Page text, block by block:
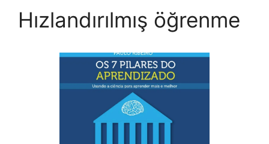
Hızlandırılmış öğrenme